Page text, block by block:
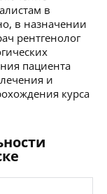
в
в назначении
рентгенолог
пациента
и
курса